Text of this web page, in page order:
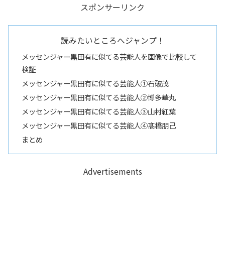
スポンサーリンク
読みたいところへジャンプ！
メッセンジャー黒田有に似てる芸能人を画像で比較して
検証
メッセンジャー黒田有に似てる芸能人①石破茂
メッセンジャー黒田有に似てる芸能人②博多華丸
メッセンジャー黒田有に似てる芸能人③山村紅葉
メッセンジャー黒田有に似てる芸能人④髙橋朋己
まとめ
Advertisements